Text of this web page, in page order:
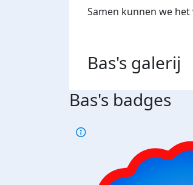
Samen kunnen we het
Bas's galerij
Bas's badges